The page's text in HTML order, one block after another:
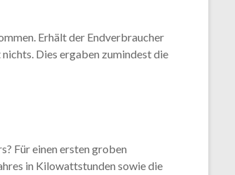
Erhält der Endverbraucher
Dies ergaben zumindest die
Für einen ersten groben
in Kilowattstunden sowie die